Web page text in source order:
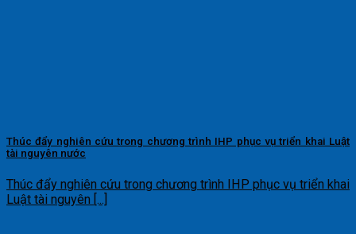
Thúc đẩy nghiên cứu trong chương trình IHP phục vụ triển khai Luật
tài nguyên nước
Thúc đẩy nghiên cứu trong chương trình IHP phục vụ triển khai
Luật tài nguyên [...]